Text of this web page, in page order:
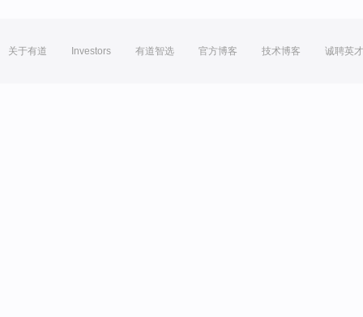
关于有道 Investors 有道智选 官方博客 技术博客 诚聘英才